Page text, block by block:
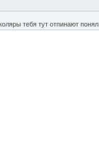
тебя тут отпинают понял